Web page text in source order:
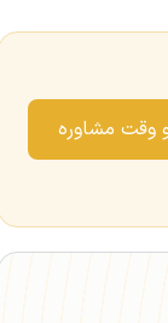
وقت مشاوره